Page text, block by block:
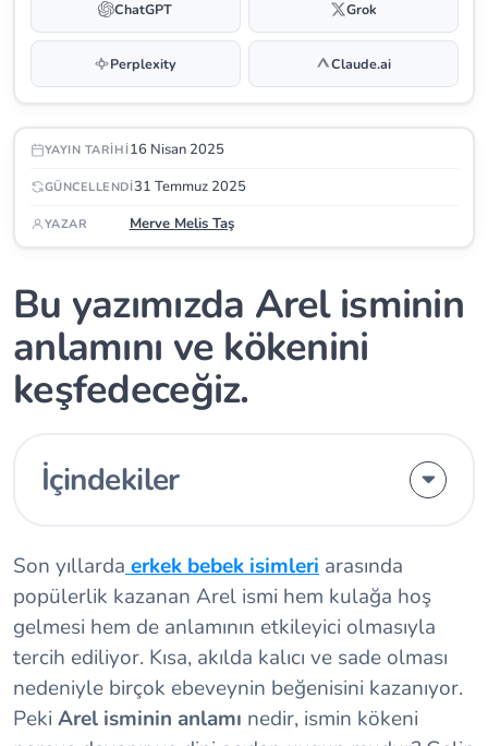
ChatGPT Grok
Perplexity Claude.ai
YAYIN TARIHI16 Nisan 2025
GÜNCELLENDI31 Temmuz 2025
YAZAR Merve Melis Taş
Bu yazımızda Arel isminin
anlamını ve kökenini
keşfedeceğiz.
İçindekiler
Son yıllarda erkek bebek isimleri arasında
popülerlik kazanan Arel ismi hem kulağa hoş
gelmesi hem de anlamının etkileyici olmasıyla
tercih ediliyor. Kısa, akılda kalıcı ve sade olması
nedeniyle birçok ebeveynin beğenisini kazanıyor.
Peki Arel isminin anlamı nedir, ismin kökeni